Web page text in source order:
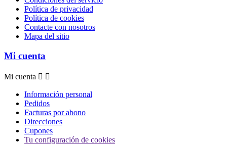
Política de privacidad
Política de cookies
Contacte con nosotros
Mapa del sitio
Mi cuenta
Mi cuenta  
Información personal
Pedidos
Facturas por abono
Direcciones
Cupones
Tu configuración de cookies